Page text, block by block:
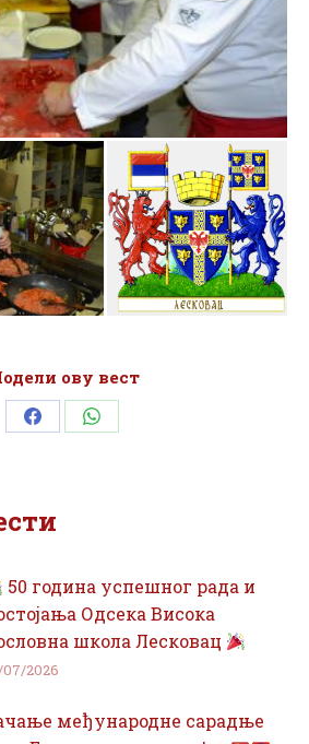
ову вест
Share Share
50 година успешног рада и
Одсека Висока
школа Лесковац
07/2026
међународне сарадње